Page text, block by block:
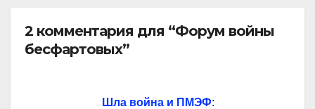
2 комментария для “Форум войны
бесфартовых”
Шла война и ПМЭФ: